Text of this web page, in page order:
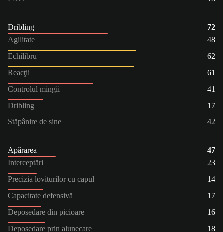
Dribling
72
Agilitate
48
Echilibru
62
Reacţii
61
Controlul mingii
41
Dribling
17
Stăpânire de sine
42
Apărarea
47
Interceptări
23
Precizia loviturilor cu capul
14
Capacitate defensivă
17
Deposedare din picioare
16
Deposedare prin alunecare
18